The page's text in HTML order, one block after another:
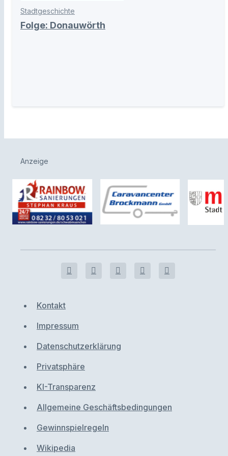
Stadtgeschichte
Folge: Donauwörth
Anzeige
Kontakt
Impressum
Datenschutzerklärung
Privatsphäre
KI-Transparenz
Allgemeine Geschäftsbedingungen
Gewinnspielregeln
Wikipedia